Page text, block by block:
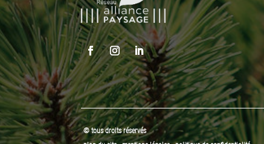
© tous droits réservés